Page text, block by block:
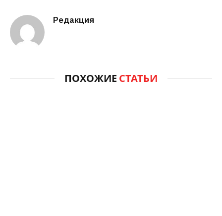
Редакция
ПОХОЖИЕ СТАТЬИ